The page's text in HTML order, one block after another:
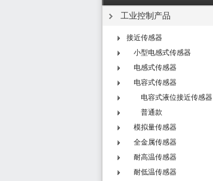
工业控制产品
接近传感器
小型电感式传感器
电感式传感器
电容式传感器
电容式液位接近传感器
普通款
模拟量传感器
全金属传感器
耐高温传感器
耐低温传感器